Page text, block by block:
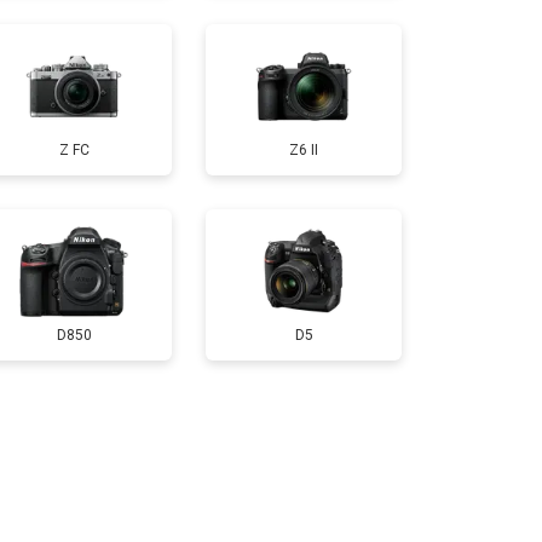
3300 ₽ Заказать
3100 ₽ Заказать
Z FC Z6 II
D850 D5